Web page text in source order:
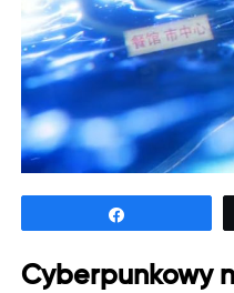
Cyberpunkowy